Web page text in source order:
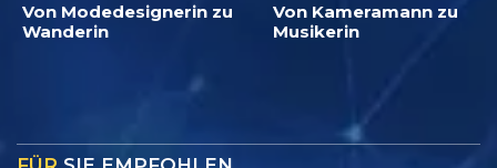
Von Modedesignerin zu
Wanderin
Von Kameramann zu
Musikerin